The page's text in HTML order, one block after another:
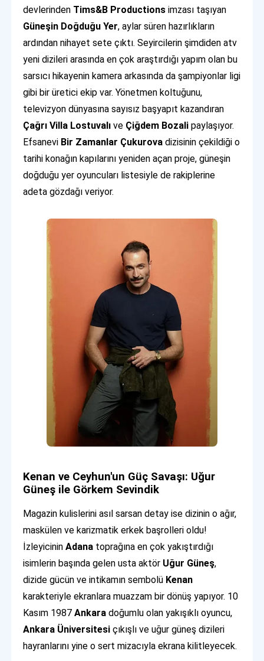
devlerinden Tims&B Productions imzası taşıyan
Güneşin Doğduğu Yer, aylar süren hazırlıkların
ardından nihayet sete çıktı. Seyircilerin şimdiden atv
yeni dizileri arasında en çok araştırdığı yapım olan bu
sarsıcı hikayenin kamera arkasında da şampiyonlar ligi
gibi bir üretici ekip var. Yönetmen koltuğunu,
televizyon dünyasına sayısız başyapıt kazandıran
Çağrı Villa Lostuvalı ve Çiğdem Bozali paylaşıyor.
Efsanevi Bir Zamanlar Çukurova dizisinin çekildiği o
tarihi konağın kapılarını yeniden açan proje, güneşin
doğduğu yer oyuncuları listesiyle de rakiplerine
adeta gözdağı veriyor.
Kenan ve Ceyhun'un Güç Savaşı: Uğur
Güneş ile Görkem Sevindik
Magazin kulislerini asıl sarsan detay ise dizinin o ağır,
maskülen ve karizmatik erkek başrolleri oldu!
İzleyicininAdana toprağına en çok yakıştırdığı
isimlerin başında gelen usta aktör Uğur Güneş,
dizide gücün ve intikamın sembolü Kenan
karakteriyle ekranlara muazzam bir dönüş yapıyor. 10
Kasım 1987Ankara doğumlu olan yakışıklı oyuncu,
Ankara Üniversitesi çıkışlı ve uğur güneş dizileri
hayranlarını yine o sert mizacıyla ekrana kilitleyecek.